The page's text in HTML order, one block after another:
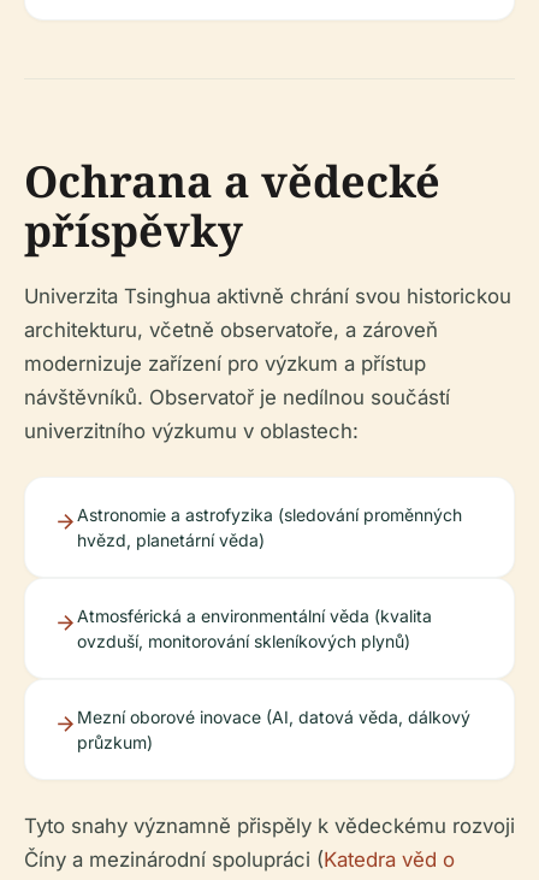
Ochrana a vědecké
příspěvky
Univerzita Tsinghua aktivně chrání svou historickou
architekturu, včetně observatoře, a zároveň
modernizuje zařízení pro výzkum a přístup
návštěvníků. Observatoř je nedílnou součástí
univerzitního výzkumu v oblastech:
Astronomie a astrofyzika (sledování proměnných
hvězd, planetární věda)
Atmosférická a environmentální věda (kvalita
ovzduší, monitorování skleníkových plynů)
Mezní oborové inovace (AI, datová věda, dálkový
průzkum)
Tyto snahy významně přispěly k vědeckému rozvoji
Číny a mezinárodní spolupráci (Katedra věd o